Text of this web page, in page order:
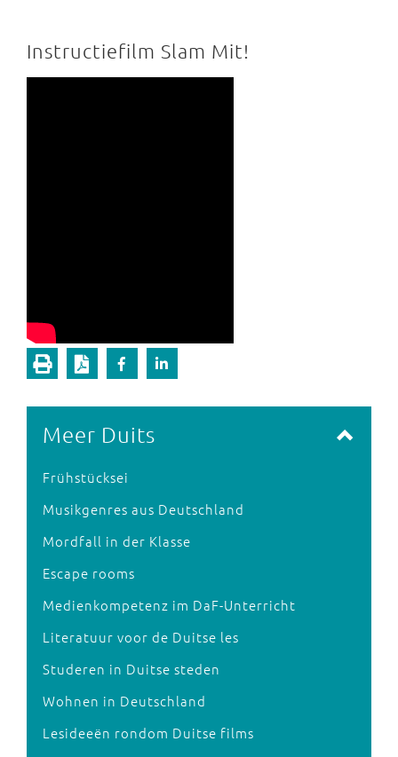
Instructiefilm Slam Mit!
Meer Duits
Frühstücksei
Musikgenres aus Deutschland
Mordfall in der Klasse
Escape rooms
Medienkompetenz im DaF-Unterricht
Literatuur voor de Duitse les
Studeren in Duitse steden
Wohnen in Deutschland
Lesideeën rondom Duitse films